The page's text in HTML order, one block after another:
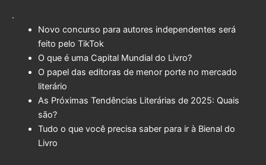
.
Novo concurso para autores independentes será
feito pelo TikTok
O que é uma Capital Mundial do Livro?
O papel das editoras de menor porte no mercado
literário
As Próximas Tendências Literárias de 2025: Quais
são?
Tudo o que você precisa saber para ir à Bienal do
Livro